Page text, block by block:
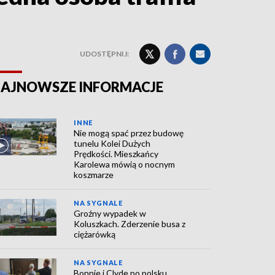
UDOSTĘPNIJ:
INFORMACJE
INNE
Nie mogą spać przez budowę
tunelu Kolei Dużych
Prędkości. Mieszkańcy
Karolewa mówią o nocnym
koszmarze
NA SYGNALE
Groźny wypadek w
Koluszkach. Zderzenie busa z
ciężarówką
NA SYGNALE
Bonnie i Clyde po polsku.